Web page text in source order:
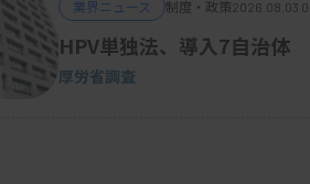
業界ニュース 制度・政策2026.08.03
HPV単独法、導入7自治体
厚労省調査